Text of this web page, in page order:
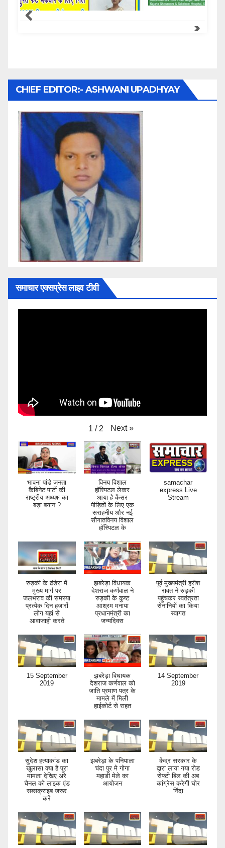
Samachar Express
CHIEF EDITOR:- ASHWANI UPADHYAY
समाचार एक्सप्रेस लाइव टीवी
1 / 2 Next »
भावना पांडे जनता
कैबिनेट पार्टी की
राष्ट्रीय अध्यक्ष का
बड़ा बयान ?
विनय विशाल
हॉस्पिटल लेकर
आया है कैंसर
पीड़ितों के लिए एक
सराहनीय और नई
सौगातविनय विशाल
हॉस्पिटल के
samachar
express Live
Stream
रुड़की के ढंडेरा में
मुख्य मार्ग पर
जलभराव की समस्या
प्रत्येक दिन हजारों
लोग यहां से
आवाजाही करते
झबरेड़ा विधायक
देशराज कर्णवाल ने
रुड़की के कुष्ट
आश्रम मनाया
प्रधानमंत्री का
जन्मदिवस
पूर्व मुख्यमंत्री हरीश
रावत ने रुड़की
पहुंचकर स्वतंत्रता
सेनानियों का किया
स्वागत
15 September
2019
झबरेड़ा विधायक
देशराज कर्णवाल को
जाति प्रमाण पत्र के
मामले में मिली
हाईकोर्ट से राहत
14 September
2019
सुदेश हत्याकांड का
खुलासा क्या है पूरा
मामला देखिए अरे
चैनल को लाइक एंड
सब्सक्राइब जरूर
करें
झबरेड़ा के पनियाला
चंदा पुर मे गोगा
महाडी मेले का
आयोजन
केंद्र सरकार के
द्वारा लाया गया रोड
सेफ्टी बिल की अब
कांग्रेस करेगी घोर
निंदा